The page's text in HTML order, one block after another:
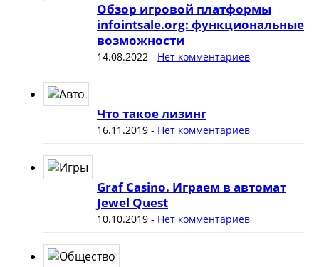
Обзор игровой платформы
infointsale.org: функциональные
возможности
14.08.2022- Нет комментариев
Что такое лизинг
16.11.2019- Нет комментариев
Graf Casino. Играем в автомат
Jewel Quest
10.10.2019- Нет комментариев